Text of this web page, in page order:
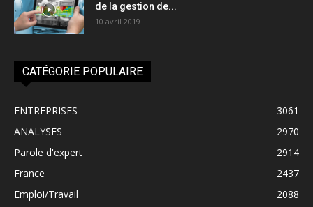
de la gestion de...
10 avril 2019
CATÉGORIE POPULAIRE
ENTREPRISES
3061
ANALYSES
2970
Parole d'expert
2914
France
2437
Emploi/Travail
2088